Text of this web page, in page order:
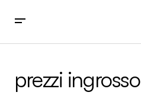
prezzi ingrosso